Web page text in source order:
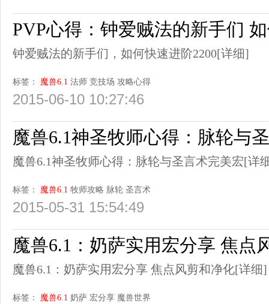
PVP心得：钟爱贼法的新手们
钟爱贼法的新手们，如何快速进阶2200[详细]
标签： 魔兽6.1 法师 竞技场 攻略心得
2015-06-10 10:27:46
魔兽6.1神圣牧师心得：脉轮与
魔兽6.1神圣牧师心得：脉轮与圣言术完美宏[详
标签： 魔兽6.1 牧师攻略 脉轮 圣言术
2015-05-31 15:54:49
魔兽6.1：奶萨实用宏分享 焦点
魔兽6.1：奶萨实用宏分享 焦点风剪和净化[详细]
标签： 魔兽6.1 奶萨 宏分享 魔兽世界